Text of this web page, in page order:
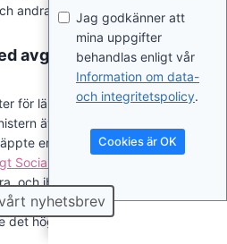
andra akuta sociala insatser.
avgifter inom all vård
för läkemedel som höjs för
även kommentera att
en
kartläggning av
Socialtjänstlagen
och ibland läggs kostnader
blir ännu dyrare för enskilda.
det högre förbehållsbelopp de har
nyhetsbrev
Jag godkänner att
mina uppgifter
behandlas enligt vår
Information om data-
och integritetspolicy.
Cookies är OK